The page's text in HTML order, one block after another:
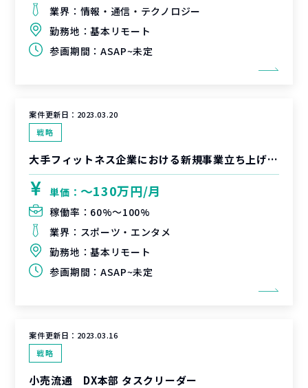
業界： 情報・通信・テクノロジー
勤務地：基本リモート
参画期間： ASAP~未定
案件更新日： 2023.03.20
戦略
大手フィットネス企業における新規事業立ち上げ・サービス開発企画支援
単価： 〜130万円/月
稼働率： 60%〜100%
業界： スポーツ・エンタメ
勤務地：基本リモート
参画期間： ASAP~未定
案件更新日： 2023.03.16
戦略
小売流通 DX本部 タスクリーダー